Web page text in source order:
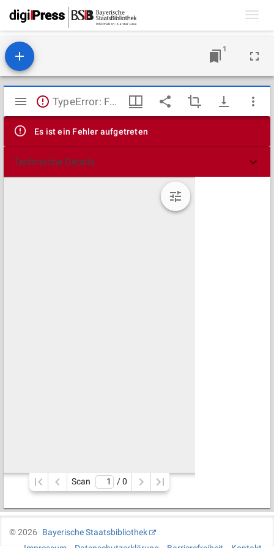
1
Mirador
Viewer
TypeError: Failed to fetch
Es ist ein Fehler aufgetreten
Technische Details
Scan / 0
©2026
Bayerische Staatsbibliothek